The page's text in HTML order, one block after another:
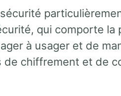
qui comporte la
à usager et de
de chiffrement et de